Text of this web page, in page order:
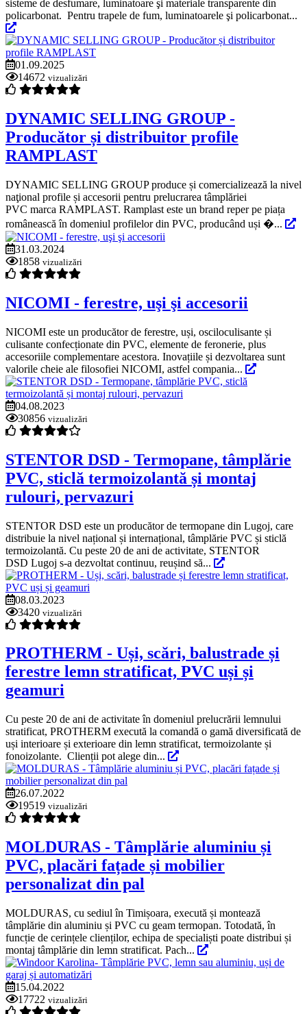
sisteme de desfumare, luminatoare şi materiale transparente din
policarbonat. Pentru trapele de fum, luminatoarele şi policarbonat...
01.09.2025
14672 vizualizări
DYNAMIC SELLING GROUP -
Producător și distribuitor profile
RAMPLAST
DYNAMIC SELLING GROUP produce și comercializează la nivel
naţional profile și accesorii pentru prelucrarea tâmplăriei
PVC marca RAMPLAST. Ramplast este un brand reper pe piața
românească în domeniul profilelor din PVC, producând uși �...
31.03.2024
1858 vizualizări
NICOMI - ferestre, uşi şi accesorii
NICOMI este un producător de ferestre, uși, osciloculisante și
culisante confecționate din PVC, elemente de feronerie, plus
accesoriile complementare acestora. Inovațiile și dezvoltarea sunt
valorile cheie ale filosofiei NICOMI, astfel compania...
04.08.2023
30856 vizualizări
STENTOR DSD - Termopane, tâmplărie
PVC, sticlă termoizolantă și montaj
rulouri, pervazuri
STENTOR DSD este un producător de termopane din Lugoj, care
distribuie la nivel național și internațional, tâmplărie PVC și sticlă
termoizolantă. Cu peste 20 de ani de activitate, STENTOR
DSD Lugoj s-a dezvoltat continuu, reușind să...
08.03.2023
3420 vizualizări
PROTHERM - Uși, scări, balustrade și
ferestre lemn stratificat, PVC uși și
geamuri
Cu peste 20 de ani de activitate în domeniul prelucrării lemnului
stratificat, PROTHERM execută la comandă o gamă diversificată de
uși interioare și exterioare din lemn stratificat, termoizolante și
fonoizolante. Clienții pot alege din...
26.07.2022
19519 vizualizări
MOLDURAS - Tâmplărie aluminiu și
PVC, placări fațade și mobilier
personalizat din pal
MOLDURAS, cu sediul în Timișoara, execută și montează
tâmplărie din aluminiu și PVC cu geam termopan. Totodată, în
funcție de cerințele clienților, echipa de specialiști poate distribui și
montaj tâmplărie din lemn stratificat. Pach...
15.04.2022
17722 vizualizări